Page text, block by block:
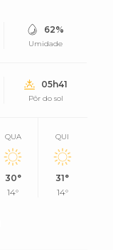
62%
Umidade
05h41
Pôr do sol
QUA
30°
14°
QUI
31°
14°